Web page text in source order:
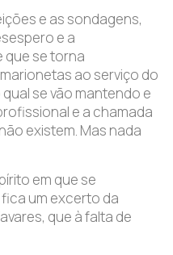
e as sondagens,
e a
que se torna
ao serviço do
se vão mantendo e
e a chamada
existem. Mas nada
em que se
um excerto da
que à falta de